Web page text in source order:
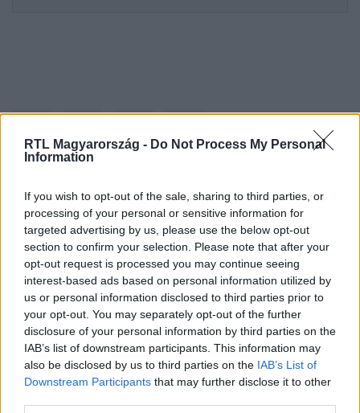
RTL Magyarország - Do Not Process My Personal
Information
If you wish to opt-out of the sale, sharing to third parties, or
processing of your personal or sensitive information for
targeted advertising by us, please use the below opt-out
section to confirm your selection. Please note that after your
opt-out request is processed you may continue seeing
interest-based ads based on personal information utilized by
us or personal information disclosed to third parties prior to
your opt-out. You may separately opt-out of the further
disclosure of your personal information by third parties on the
IAB’s list of downstream participants. This information may
also be disclosed by us to third parties on the IAB’s List of
Downstream Participants that may further disclose it to other
Kövess minket, és értesülj a friss hírekről a
Facebookon is!
Követem
KLEIN DÁVID